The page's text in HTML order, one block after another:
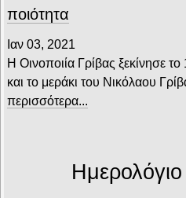
ποιότητα
Ιαν 03, 2021
Η Οινοποιία Γρίβας ξεκίνησε
και το μεράκι του Νικόλαου
περισσότερα...